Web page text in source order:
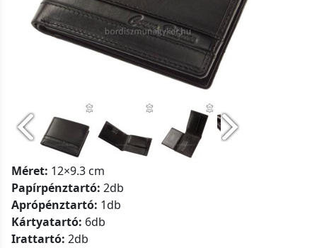
Méret: 12×9.3 cm
Papírpénztartó: 2db
Aprópénztartó: 1db
Kártyatartó: 6db
Irattartó: 2db